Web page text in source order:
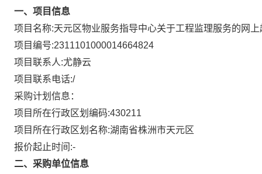
一、项目信息
项目名称:天元区物业服务指导中心关于工程监理服务的网
项目编号:2311101000014664824
项目联系人:尤静云
项目联系电话:/
采购计划信息：
项目所在行政区划编码:430211
项目所在行政区划名称:湖南省株洲市天元区
报价起止时间:-
二、采购单位信息